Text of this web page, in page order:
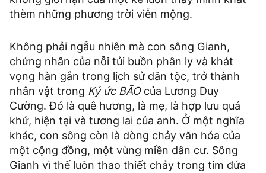
thèm những phương trời viễn mộng.
Không phải ngẫu nhiên mà con sông Gianh,
chứng nhân của nỗi tủi buồn phân ly và khát
vọng hàn gắn trong lịch sử dân tộc, trở thành
nhân vật trong Ký ức BÃOcủa Lương Duy
Cường. Đó là quê hương, là mẹ, là hợp lưu quá
khứ, hiện tại và tương lai của anh. Ở một nghĩa
khác, con sông còn là dòng chảy văn hóa của
một cộng đồng, một vùng miền dân cư. Sông
Gianh vì thế luôn thao thiết chảy trong tim đứa